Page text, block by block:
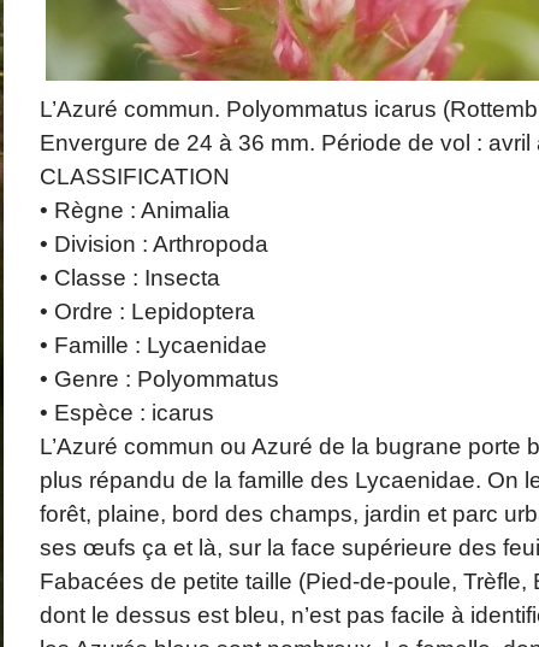
L’Azuré commun. Polyommatus icarus
Envergure de 24 à 36 mm. Période de vol : avril
CLASSIFICATION
• Règne : Animalia
• Division : Arthropoda
• Classe : Insecta
• Ordre : Lepidoptera
• Famille : Lycaenidae
• Genre : Polyommatus
• Espèce : icarus
L’Azuré commun ou Azuré de la bugrane porte
plus répandu de la famille des Lycaenidae. On
forêt, plaine, bord des champs, jardin et parc
ses œufs ça et là, sur la face supérieure des
Fabacées de petite taille (Pied-de-poule, Trèfle,
dont le dessus est bleu, n’est pas facile à